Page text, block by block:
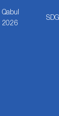
Qabul
2026
SDG